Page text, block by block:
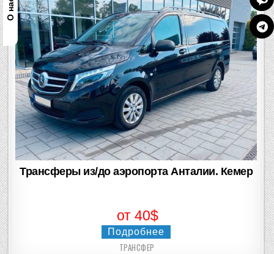
Трансферы из/до аэропорта Анталии. Кемер
от 40$
Подробнее
Posted
ТРАНСФЕР